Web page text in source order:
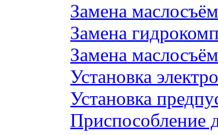
Замена
Замена
Замена
Установка
Установка
Приспособление